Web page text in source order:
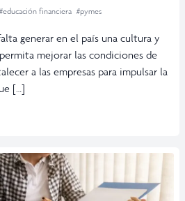
#educación financiera #pymes
generar en el país una cultura y
mejorar las condiciones de
a las empresas para impulsar la
[…]